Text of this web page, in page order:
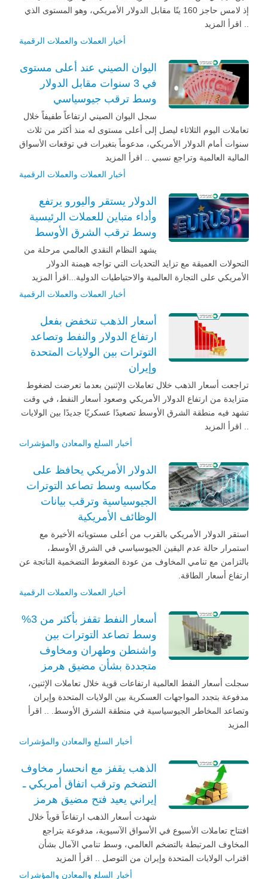
إذ لامس حاجز 160 ينًا مقابل الدولار الأمريكي، وهو المستوى الذي
.. اقرأ المزيد
أخبار العملات والعملات الرقمية
اليوان الصيني عند أعلى مستوى
في 3 سنوات مقابل الدولار
وسط ترقب جيوسياسي
سجل اليوان الصيني ارتفاعاً طفيفاً خلال
تعاملات اليوم الثلاثاء ليصل إلى أعلى مستوى له منذ أكثر من ثلاث
سنوات أمام الدولار الأمريكي، مدعوماً بتغيرات في توقعات الأسواق
المالية العالمية وتراجع نسبي .. اقرأ المزيد
أخبار العملات والعملات الرقمية
الدولار يستقر واليورو يرتفع
وأداء متباين للعملات الرئيسية
وسط ترقب الشرق الأوسط
يشهد النظام النقدي العالمي مرحلة من
التحولات العميقة مع تزايد التحديات التي تواجه هيمنة الدولار
الأمريكي على التجارة العالمية والاحتياطيات الدولية...اقرأ المزيد
أخبار العملات والعملات الرقمية
أسعار الذهب تنخفض بفعل
ارتفاع الدولار والنفط وتصاعد
التوترات بين الولايات المتحدة
وإيران
تراجعت أسعار الذهب خلال تعاملات الإثنين بعدما تعرضت لضغوط
متزايدة من ارتفاع الدولار الأمريكي وصعود أسعار النفط، في وقت
تشهد فيه منطقة الشرق الأوسط تصعيدًا عسكريًا جديدًا بين الولايات
.. اقرأ المزيد
أخبار السلع والمعادن والمؤشرات
الدولار الأمريكي يحافظ على
مكاسبه وسط تصاعد التوترات
الجيوسياسية وترقب بيانات
الوظائف الأمريكية
استقر الدولار الأمريكي بالقرب من أعلى مستوياته الأخيرة مع
استمرار حالة عدم اليقين الجيوسياسي في الشرق الأوسط،
بالتزامن مع تنامي المخاوف من عودة الضغوط التضخمية الناتجة عن
ارتفاع أسعار الطاقة.
أخبار العملات والعملات الرقمية
أسعار النفط تقفز بأكثر من 3%
وسط تصاعد التوترات بين
واشنطن وطهران ومخاوف
متجددة بشأن مضيق هرمز
سجلت أسعار النفط العالمية ارتفاعات قوية خلال تعاملات الإثنين،
مدفوعة بتجدد المواجهات العسكرية بين الولايات المتحدة وإيران
وتصاعد المخاطر الجيوسياسية في منطقة الشرق الأوسط. .. اقرأ
المزيد
أخبار السلع والمعادن والمؤشرات
الذهب يقفز مع انحسار مخاوف
التضخم وترقب اتفاق أمريكي ـ
إيراني يعيد فتح مضيق هرمز
شهدت أسعار الذهب ارتفاعاً قوياً خلال
افتتاح تعاملات الأسبوع في الأسواق الآسيوية، مدفوعة بتراجع
المخاوف المرتبطة بالتضخم العالمي، وسط تنامي الآمال بشأن
اقتراب الولايات المتحدة وإيران من التوصل .. اقرأ المزيد
أخبار السلع والمعادن والمؤشرات